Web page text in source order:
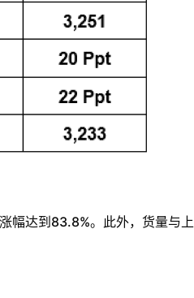
幅达到83.8%。此外，货量与上